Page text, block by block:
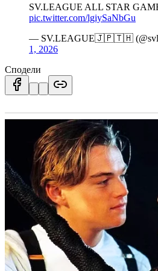
SV.LEAGUE ALL STAR
pic.twitter.com/lgiySaNbGu
— SV.LEAGUE🇯🇵🇹🇭
1, 2026
Сподели